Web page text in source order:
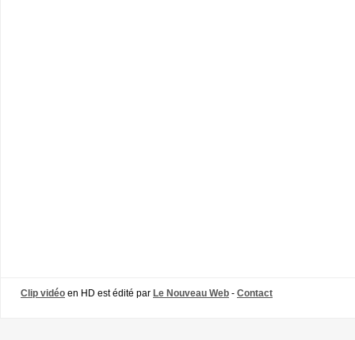
Clip vidéo en HD est édité par Le Nouveau Web - Contact